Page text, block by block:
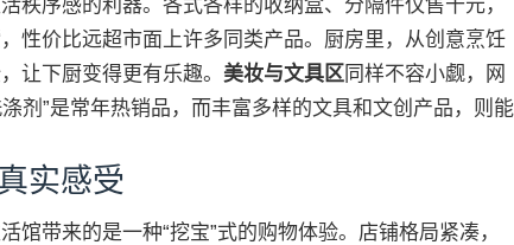
秩序感的利器。各式各样的收纳盒、分隔件仅售十元，
性价比远超市面上许多同类产品。厨房里，从创意烹饪
让下厨变得更有乐趣。 美妆与文具区 同样不容小觑，网
剂”是常年热销品，而丰富多样的文具和文创产品，则能
实感受
馆带来的是一种“挖宝”式的购物体验。店铺格局紧凑，